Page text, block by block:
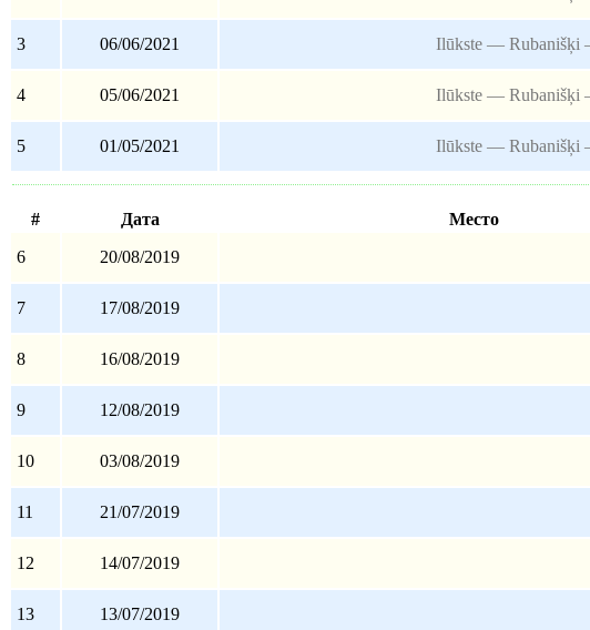
3 06/06/2021 Ilūkste — Rubanišķi
4 05/06/2021 Ilūkste — Rubanišķi
5 01/05/2021 Ilūkste — Rubanišķi
#
Дата Место
6
20/08/2019
7 17/08/2019
8 16/08/2019
9 12/08/2019
10 03/08/2019
11 21/07/2019
12 14/07/2019
13 13/07/2019